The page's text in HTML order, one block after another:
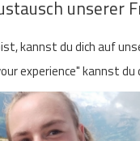
unserer
kannst du dich auf
experience" kannst